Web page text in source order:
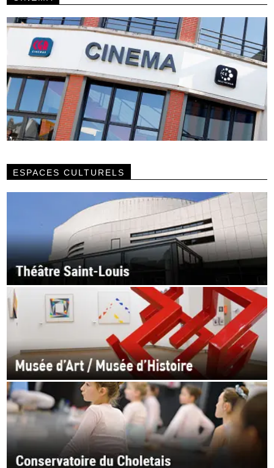
ESPACES CULTURELS